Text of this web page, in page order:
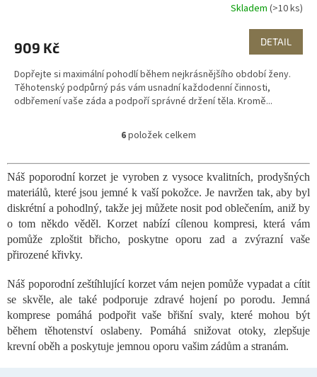
Skladem (>10 ks)
909 Kč DETAIL
Dopřejte si maximální pohodlí během nejkrásnějšího období ženy.
Těhotenský podpůrný pás vám usnadní každodenní činnosti,
odbřemení vaše záda a podpoří správné držení těla. Kromě...
O
l
á
d
a
c
í
k
y
v
ý
p
i
6položek celkem
Náš poporodní korzet je vyroben z vysoce kvalitních, prodyšných
materiálů, které jsou jemné k vaší pokožce. Je navržen tak, aby byl
diskrétní a pohodlný, takže jej můžete nosit pod oblečením, aniž by
o tom někdo věděl. Korzet nabízí cílenou kompresi, která vám
pomůže zploštit břicho, poskytne oporu zad a zvýrazní vaše
přirozené křivky.
Náš poporodní zeštíhlující korzet vám nejen pomůže vypadat a cítit
se skvěle, ale také podporuje zdravé hojení po porodu. Jemná
komprese pomáhá podpořit vaše břišní svaly, které mohou být
během těhotenství oslabeny. Pomáhá snižovat otoky, zlepšuje
krevní oběh a poskytuje jemnou oporu vašim zádům a stranám.